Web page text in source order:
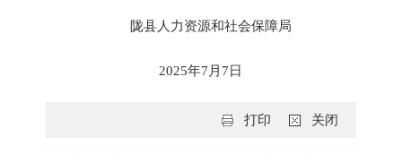
陇县人力资源和社会保障局
2025年7月7日
关闭
打印